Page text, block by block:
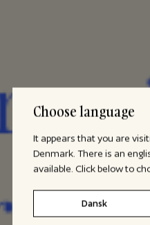
Choose language
It appears that you are
Denmark. There is an
available. Click below to
Dansk